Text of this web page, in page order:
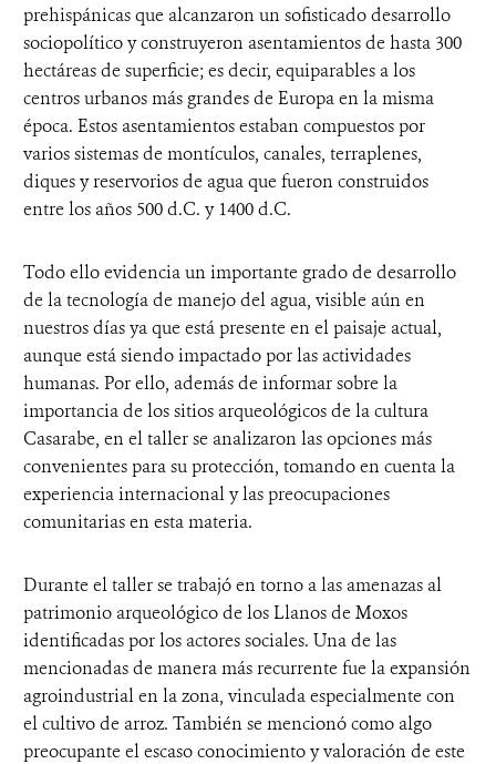
prehispánicas que alcanzaron un sofisticado desarrollo
sociopolítico y construyeron asentamientos de hasta 300
hectáreas de superficie; es decir, equiparables a los
centros urbanos más grandes de Europa en la misma
época. Estos asentamientos estaban compuestos por
varios sistemas de montículos, canales, terraplenes,
diques y reservorios de agua que fueron construidos
entre los años 500 d.C. y 1400 d.C.
Todo ello evidencia un importante grado de desarrollo
de la tecnología de manejo del agua, visible aún en
nuestros días ya que está presente en el paisaje actual,
aunque está siendo impactado por las actividades
humanas. Por ello, además de informar sobre la
importancia de los sitios arqueológicos de la cultura
Casarabe, en el taller se analizaron las opciones más
convenientes para su protección, tomando en cuenta la
experiencia internacional y las preocupaciones
comunitarias en esta materia.
Durante el taller se trabajó en torno a las amenazas al
patrimonio arqueológico de los Llanos de Moxos
identificadas por los actores sociales. Una de las
mencionadas de manera más recurrente fue la expansión
agroindustrial en la zona, vinculada especialmente con
el cultivo de arroz. También se mencionó como algo
preocupante el escaso conocimiento y valoración de este